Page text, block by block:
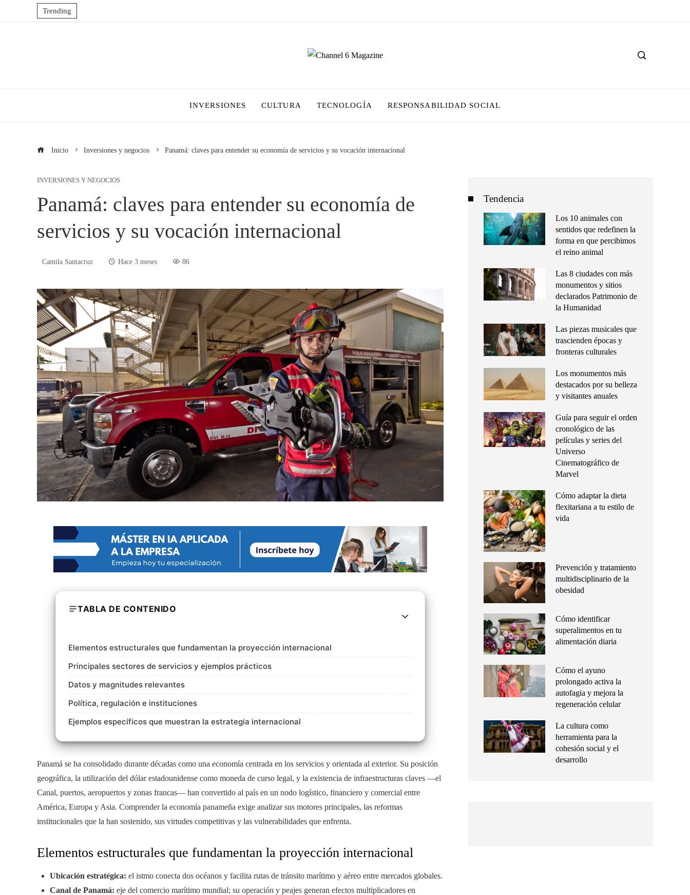
Trending
INVERSIONES CULTURA TECNOLOGÍA RESPONSABILIDAD SOCIAL
Inicio Inversiones y negocios Panamá: claves para entender su economía de servicios y su vocación internacional
INVERSIONES Y NEGOCIOS
Panamá: claves para entender su economía de
servicios y su vocación internacional
Camila Santacruz Hace 3 meses 86
TABLA DE CONTENIDO
Elementos estructurales que fundamentan la proyección internacional
Principales sectores de servicios y ejemplos prácticos
Datos y magnitudes relevantes
Política, regulación e instituciones
Ejemplos específicos que muestran la estrategia internacional
Panamá se ha consolidado durante décadas como una economía centrada en los servicios y orientada al exterior. Su posición
geográfica, la utilización del dólar estadounidense como moneda de curso legal, y la existencia de infraestructuras claves —el
Canal, puertos, aeropuertos y zonas francas— han convertido al país en un nodo logístico, financiero y comercial entre
América, Europa y Asia. Comprender la economía panameña exige analizar sus motores principales, las reformas
institucionales que la han sostenido, sus virtudes competitivas y las vulnerabilidades que enfrenta.
Elementos estructurales que fundamentan la proyección internacional
Ubicación estratégica: el istmo conecta dos océanos y facilita rutas de tránsito marítimo y aéreo entre mercados globales.
Canal de Panamá: eje del comercio marítimo mundial; su operación y peajes generan efectos multiplicadores en
Tendencia
Los 10 animales con
sentidos que redefinen la
forma en que percibimos
el reino animal
Las 8 ciudades con más
monumentos y sitios
declarados Patrimonio de
la Humanidad
Las piezas musicales que
trascienden épocas y
fronteras culturales
Los monumentos más
destacados por su belleza
y visitantes anuales
Guía para seguir el orden
cronológico de las
películas y series del
Universo
Cinematográfico de
Marvel
Cómo adaptar la dieta
flexitariana a tu estilo de
vida
Prevención y tratamiento
multidisciplinario de la
obesidad
Cómo identificar
superalimentos en tu
alimentación diaria
Cómo el ayuno
prolongado activa la
autofagia y mejora la
regeneración celular
La cultura como
herramienta para la
cohesión social y el
desarrollo